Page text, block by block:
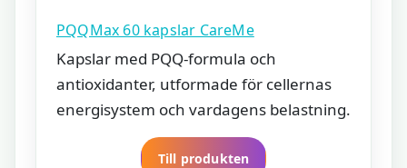
PQQMax 60 kapslar CareMe
Kapslar med PQQ-formula och
antioxidanter, utformade för cellernas
energisystem och vardagens belastning.
Till produkten